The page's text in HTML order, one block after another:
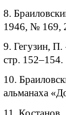
8.
1946, № 169,
9. Гегузин,
стр. 152–154.
10.
альманаха